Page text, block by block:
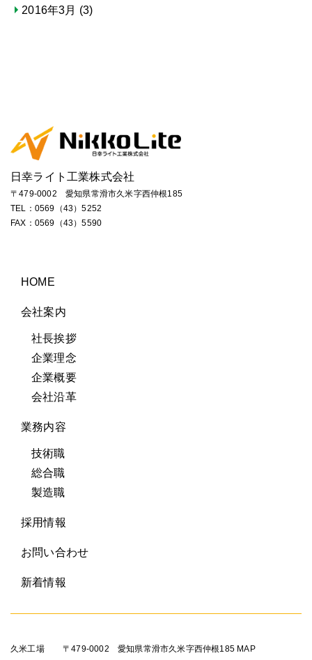
2016年3月 (3)
日幸ライト工業株式会社
〒479-0002 愛知県常滑市久米字西仲根185
TEL： 0569（43）5252
FAX：0569（43）5590
HOME
会社案内
社長挨拶
企業理念
企業概要
会社沿革
業務内容
技術職
総合職
製造職
採用情報
お問い合わせ
新着情報
久米工場 〒479-0002 愛知県常滑市久米字西仲根185 MAP